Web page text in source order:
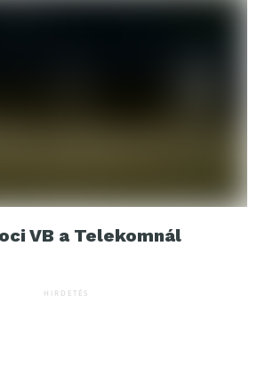
VB a Telekomnál
HIRDETÉS